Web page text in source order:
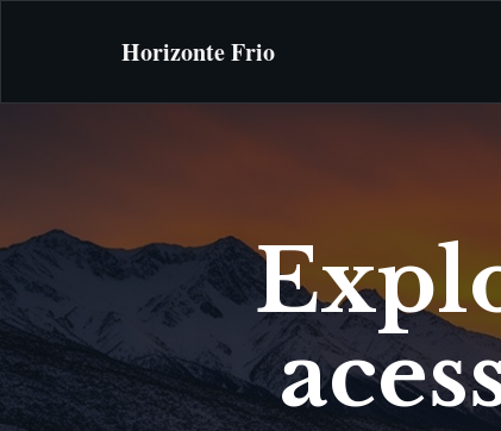
Horizonte Frio